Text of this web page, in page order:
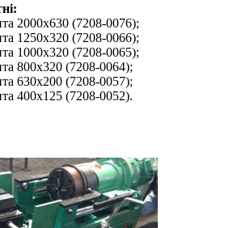
2000х630 (7208-0076);
1250х320 (7208-0066);
1000х320 (7208-0065);
800х320 (7208-0064);
630х200 (7208-0057);
400х125 (7208-0052).